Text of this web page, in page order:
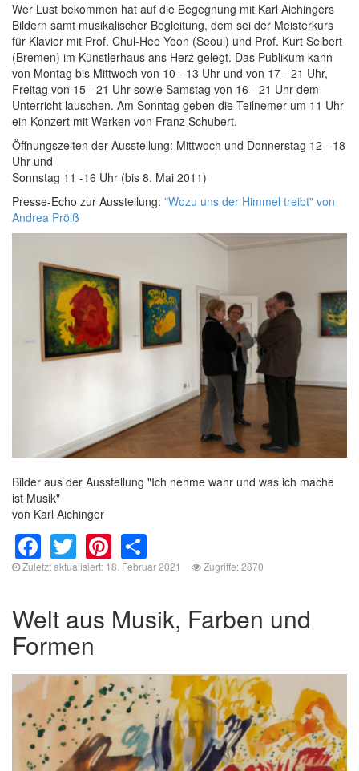
Wer Lust bekommen hat auf die Begegnung mit Karl Aichingers
Bildern samt musikalischer Begleitung, dem sei der Meisterkurs
für Klavier mit Prof. Chul-Hee Yoon (Seoul) und Prof. Kurt Seibert
(Bremen) im Künstlerhaus ans Herz gelegt. Das Publikum kann
von Montag bis Mittwoch von 10 - 13 Uhr und von 17 - 21 Uhr,
Freitag von 15 - 21 Uhr sowie Samstag von 16 - 21 Uhr dem
Unterricht lauschen. Am Sonntag geben die Teilnemer um 11 Uhr
ein Konzert mit Werken von Franz Schubert.
Öffnungszeiten der Ausstellung: Mittwoch und Donnerstag 12 - 18
Uhr und
Sonnstag 11 -16 Uhr (bis 8. Mai 2011)
Presse-Echo zur Ausstellung: "Wozu uns der Himmel treibt" von
Andrea Prölß
Bilder aus der Ausstellung "Ich nehme wahr und was ich mache
ist Musik"
von Karl Aichinger
Facebook
TwitterPinterest
Zuletzt aktualisiert: 18. Februar 2021 Zugriffe: 2870
Welt aus Musik, Farben und
Formen